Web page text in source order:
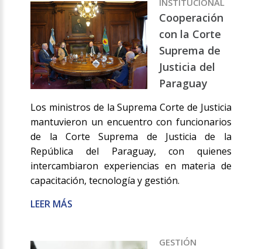
INSTITUCIONAL
Cooperación
con la Corte
Suprema de
Justicia del
Paraguay
Los ministros de la Suprema Corte de Justicia
mantuvieron un encuentro con funcionarios
de la Corte Suprema de Justicia de la
República del Paraguay, con quienes
intercambiaron experiencias en materia de
capacitación, tecnología y gestión.
LEER MÁS
GESTIÓN